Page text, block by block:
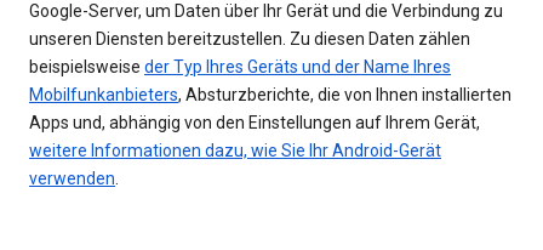
Google-Server, um Daten über Ihr Gerät und die Verbindung zu
unseren Diensten bereitzustellen. Zu diesen Daten zählen
beispielsweise der Typ Ihres Geräts und der Name Ihres
Mobilfunkanbieters, Absturzberichte, die von Ihnen installierten
Apps und, abhängig von den Einstellungen auf Ihrem Gerät,
weitere Informationen dazu, wie Sie Ihr Android-Gerät
verwenden.